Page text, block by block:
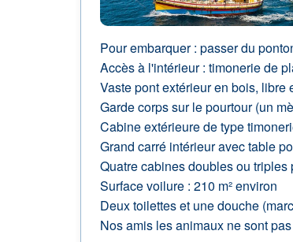
Pour embarquer : passer du
Accès à l'intérieur : timonerie de
Vaste pont extérieur en bois, libre
Garde corps sur le pourtour (un
Cabine extérieure de type
Grand carré intérieur avec table
Quatre cabines doubles ou
Surface voilure : 210 m² environ
Deux toilettes et une douche
Nos amis les animaux ne sont